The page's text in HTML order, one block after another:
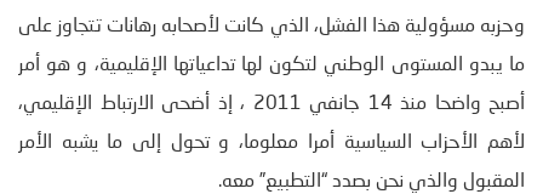
وحزبه مسؤولية هذا الفشل، الذي كانت لأصحابه رهانات تتجاوز على
ما يبدو المستوى الوطني لتكون لها تداعياتها الإقليمية، و هو أمر
أصبح واضحا منذ 14 جانفي 2011 ، إذ أضحى الارتباط الإقليمي،
لأهم الأحزاب السياسية أمرا معلوما، و تحول إلى ما يشبه الأمر
المقبول والذي نحن بصدد “التطبيع” معه.